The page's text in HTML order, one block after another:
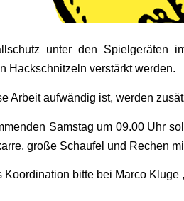
unter den Spielgeräten
Hackschnitzeln verstärkt werden.
Arbeit aufwändig ist, werden
Samstag um 09.00 Uhr
große Schaufel und Rechen
Koordination bitte bei Marco Kluge